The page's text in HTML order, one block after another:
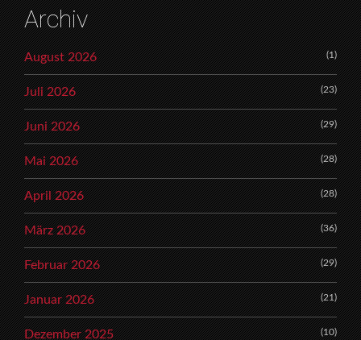
Archiv
August 2026 (1)
Juli 2026 (23)
Juni 2026 (29)
Mai 2026 (28)
April 2026 (28)
März 2026 (36)
Februar 2026 (29)
Januar 2026 (21)
Dezember 2025 (10)